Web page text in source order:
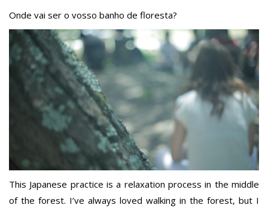
Onde vai ser o vosso banho de floresta?
This Japanese practice is a relaxation process in the middle
of the forest. I’ve always loved walking in the forest, but I